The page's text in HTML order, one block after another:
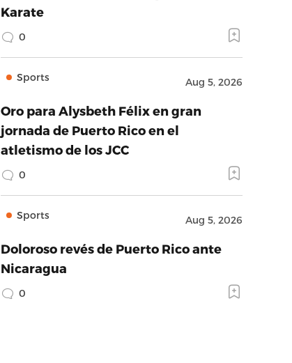
Karate
0
Sports Aug 5, 2026
Oro para Alysbeth Félix en gran
jornada de Puerto Rico en el
atletismo de los JCC
0
Sports Aug 5, 2026
Doloroso revés de Puerto Rico ante
Nicaragua
0